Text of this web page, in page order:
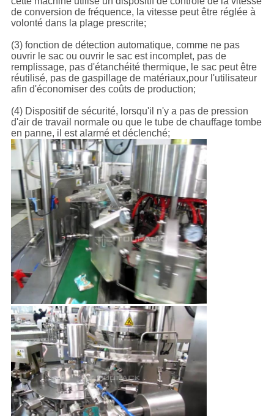
de conversion de fréquence, la vitesse peut être réglée à
volonté dans la plage prescrite;
(3) fonction de détection automatique, comme ne pas
ouvrir le sac ou ouvrir le sac est incomplet, pas de
remplissage, pas d'étanchéité thermique, le sac peut être
réutilisé, pas de gaspillage de matériaux,pour l'utilisateur
afin d'économiser des coûts de production;
(4) Dispositif de sécurité, lorsqu'il n'y a pas de pression
d'air de travail normale ou que le tube de chauffage tombe
en panne, il est alarmé et déclenché;